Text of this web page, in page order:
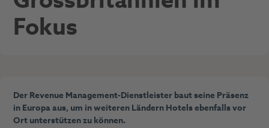
Fokus
Der Revenue Management-Dienstleister baut seine Präsenz
in Europa aus, um in weiteren Ländern Hotels ebenfalls vor
Ort unterstützen zu können.